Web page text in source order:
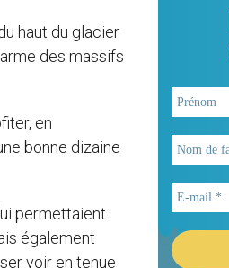
haut du glacier
des massifs
en
bonne dizaine
permettaient
également
voir en tenue